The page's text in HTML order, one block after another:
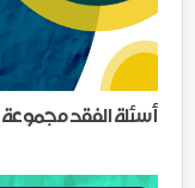
أسئلة الفقد